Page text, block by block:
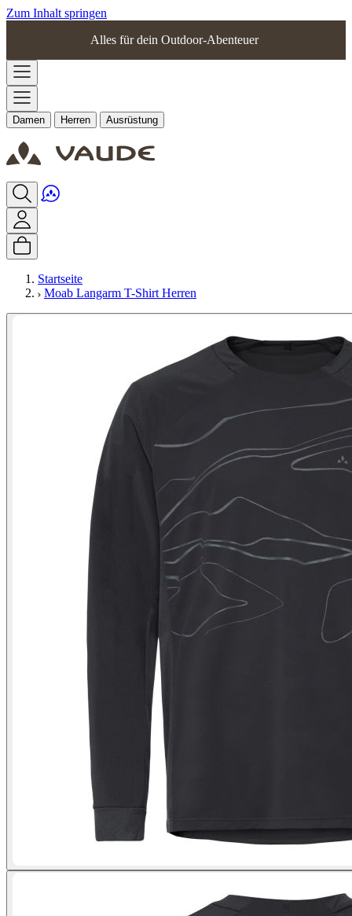
Zum Inhalt springen
Alles für dein Outdoor-Abenteuer
Damen Herren Ausrüstung
Startseite
Moab Langarm T-Shirt Herren